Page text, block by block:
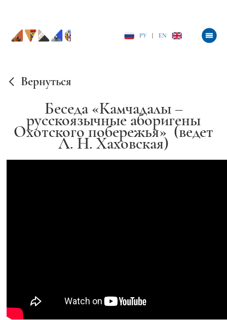
РУ EN
Вернуться
Беседа «Камчадалы –
русскоязычные аборигены
Охотского побережья» (ведет
Л. Н. Хаховская)